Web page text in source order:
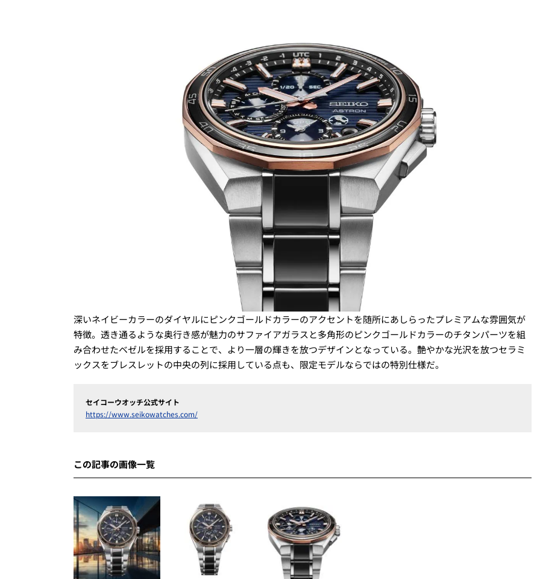
深いネイビーカラーのダイヤルにピンクゴールドカラーのアクセントを随所にあしらったプレミアムな雰囲気が
特徴。透き通るような奥行き感が魅力のサファイアガラスと多角形のピンクゴールドカラーのチタンパーツを組
み合わせたベゼルを採用することで、より一層の輝きを放つデザインとなっている。艶やかな光沢を放つセラミ
ックスをブレスレットの中央の列に採用している点も、限定モデルならではの特別仕様だ。
セイコーウオッチ公式サイト
https://www.seikowatches.com/
この記事の画像一覧